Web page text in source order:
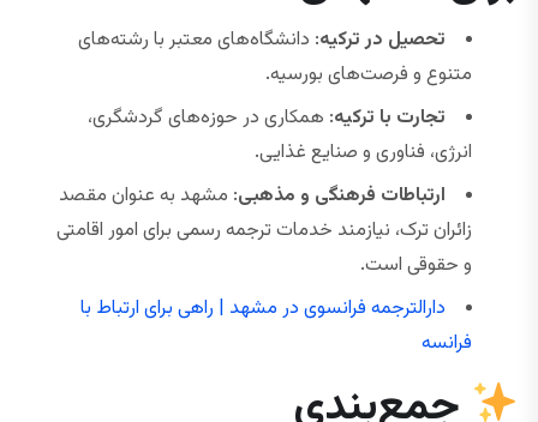
تحصیل در ترکیه: دانشگاه‌های معتبر با رشته‌های
متنوع و فرصت‌های بورسیه.
تجارت با ترکیه: همکاری در حوزه‌های گردشگری،
انرژی، فناوری و صنایع غذایی.
ارتباطات فرهنگی و مذهبی: مشهد به عنوان مقصد
زائران ترک، نیازمند خدمات ترجمه رسمی برای امور اقامتی
و حقوقی است.
دارالترجمه فرانسوی در مشهد | راهی برای ارتباط با
فرانسه‌
جمع‌بندی